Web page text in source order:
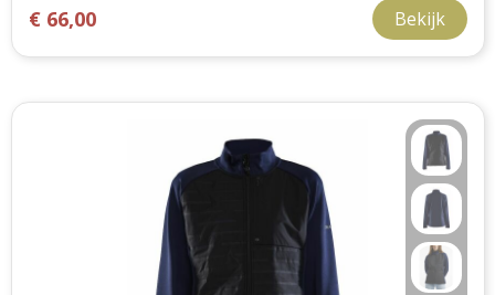
€ 66,00 Bekijk